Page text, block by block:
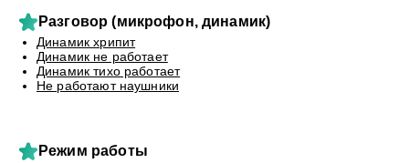
Разговор (микрофон, динамик)
Динамик хрипит
Динамик не работает
Динамик тихо работает
Не работают наушники
Режим работы